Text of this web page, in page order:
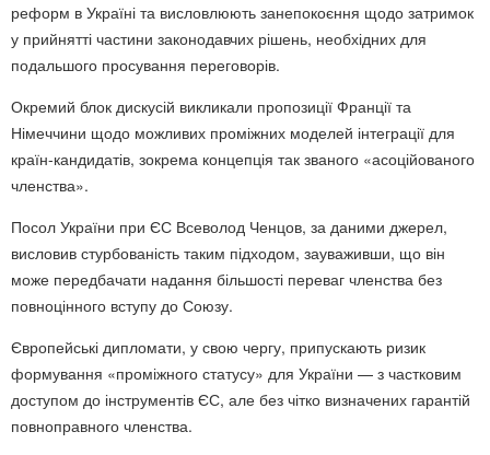
реформ в Україні та висловлюють занепокоєння щодо затримок
у прийнятті частини законодавчих рішень, необхідних для
подальшого просування переговорів.
Окремий блок дискусій викликали пропозиції Франції та
Німеччини щодо можливих проміжних моделей інтеграції для
країн-кандидатів, зокрема концепція так званого «асоційованого
членства».
Посол України при ЄС Всеволод Ченцов, за даними джерел,
висловив стурбованість таким підходом, зауваживши, що він
може передбачати надання більшості переваг членства без
повноцінного вступу до Союзу.
Європейські дипломати, у свою чергу, припускають ризик
формування «проміжного статусу» для України — з частковим
доступом до інструментів ЄС, але без чітко визначених гарантій
повноправного членства.